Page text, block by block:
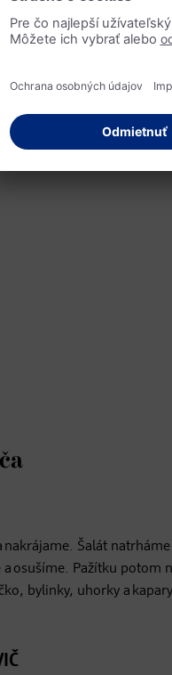
získame výsledok, ktorý
Šalát
osušíme. Pažítku
bylinky, uhorky a